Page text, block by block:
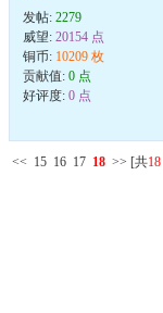
发帖: 2279
威望: 20154 点
铜币: 10209 枚
贡献值: 0 点
好评度: 0 点
<< 15 16 17 18 >> [共18